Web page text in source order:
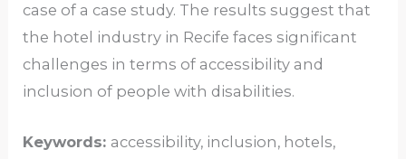
case of a case study. The results suggest that
the hotel industry in Recife faces significant
challenges in terms of accessibility and
inclusion of people with disabilities.
Keywords: accessibility, inclusion, hotels,